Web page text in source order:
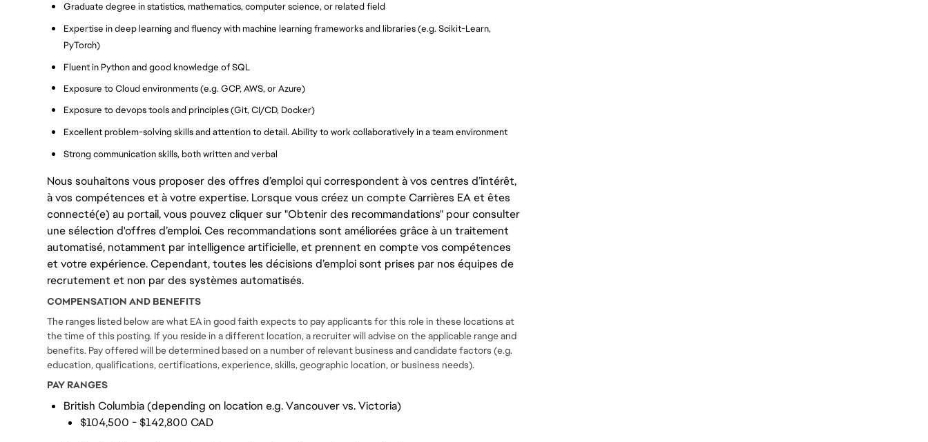
Graduate degree in statistics, mathematics, computer science, or related field
Expertise in deep learning and fluency with machine learning frameworks and libraries (e.g. Scikit-Learn,
PyTorch)
Fluent in Python and good knowledge of SQL
Exposure to Cloud environments (e.g. GCP, AWS, or Azure)
Exposure to devops tools and principles (Git, CI/CD, Docker)
Excellent problem-solving skills and attention to detail. Ability to work collaboratively in a team environment
Strong communication skills, both written and verbal
Nous souhaitons vous proposer des offres d’emploi qui correspondent à vos centres d’intérêt,
à vos compétences et à votre expertise. Lorsque vous créez un compte Carrières EA et êtes
connecté(e) au portail, vous pouvez cliquer sur "Obtenir des recommandations" pour consulter
une sélection d'offres d’emploi. Ces recommandations sont améliorées grâce à un traitement
automatisé, notamment par intelligence artificielle, et prennent en compte vos compétences
et votre expérience. Cependant, toutes les décisions d’emploi sont prises par nos équipes de
recrutement et non par des systèmes automatisés.
COMPENSATION AND BENEFITS
The ranges listed below are what EA in good faith expects to pay applicants for this role in these locations at
the time of this posting. If you reside in a different location, a recruiter will advise on the applicable range and
benefits. Pay offered will be determined based on a number of relevant business and candidate factors (e.g.
education, qualifications, certifications, experience, skills, geographic location, or business needs).
PAY RANGES
British Columbia (depending on location e.g. Vancouver vs. Victoria)
$104,500 - $142,800 CAD